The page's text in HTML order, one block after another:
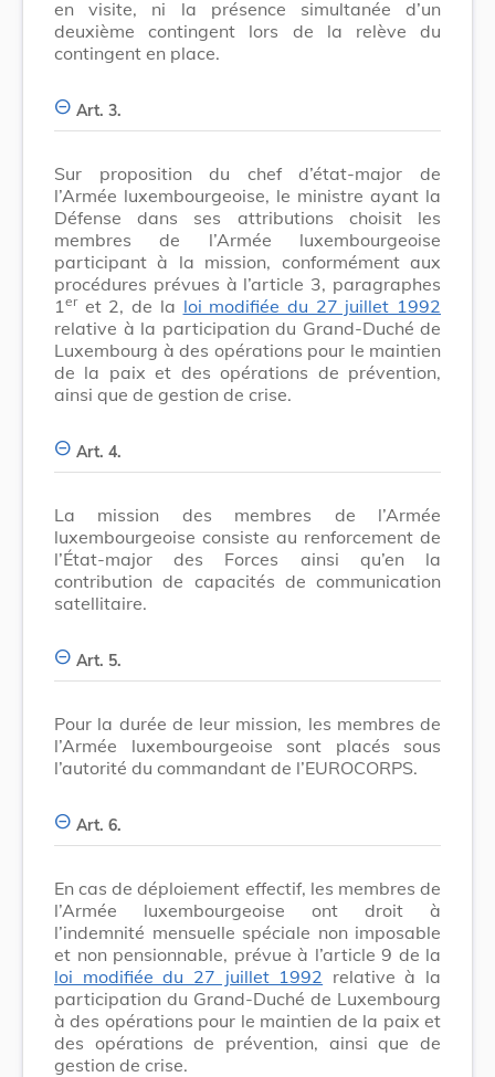
en visite, ni la présence simultanée d’un
deuxième contingent lors de la relève du
contingent en place.
Art. 3.
Sur proposition du chef d’état-major de
l’Armée luxembourgeoise, le ministre ayant la
Défense dans ses attributions choisit les
membres de l’Armée luxembourgeoise
participant à la mission, conformément aux
procédures prévues à l’article 3, paragraphes
1 eret 2, de la loi modifiée du 27 juillet 1992
relative à la participation du Grand-Duché de
Luxembourg à des opérations pour le maintien
de la paix et des opérations de prévention,
ainsi que de gestion de crise.
Art. 4.
La mission des membres de l’Armée
luxembourgeoise consiste au renforcement de
l’État-major des Forces ainsi qu’en la
contribution de capacités de communication
satellitaire.
Art. 5.
Pour la durée de leur mission, les membres de
l’Armée luxembourgeoise sont placés sous
l’autorité du commandant de l’EUROCORPS.
Art. 6.
En cas de déploiement effectif, les membres de
l’Armée luxembourgeoise ont droit à
l’indemnité mensuelle spéciale non imposable
et non pensionnable, prévue à l’article 9 de la
loi modifiée du 27 juillet 1992 relative à la
participation du Grand-Duché de Luxembourg
à des opérations pour le maintien de la paix et
des opérations de prévention, ainsi que de
gestion de crise.